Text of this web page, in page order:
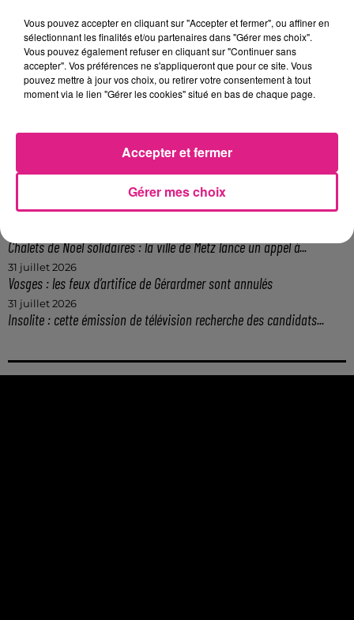
6 août 2026
Metz : une distribution de lunette gratuite pour voir l’éclipse
5 août 2026
Casting de Woof : l'Euro-Métropole de Metz part à la recherche de...
Officiel : Gauthier Hein quitte le FC Metz pour l'OGC Nice
Officiel : le lac de Madine reporte son feu d’artifice
Eclipse Solaire du 12 août : où voir ce phénomène en Lorraine ?
Chalets de Noël solidaires : la ville de Metz lance un appel à...
31 juillet 2026
Vosges : les feux d’artifice de Gérardmer sont annulés
31 juillet 2026
Insolite : cette émission de télévision recherche des candidats...
Vous pouvez accepter en cliquant sur "Accepter et fermer", ou affiner en
sélectionnant les finalités et/ou partenaires dans "Gérer mes choix".
Vous pouvez également refuser en cliquant sur "Continuer sans
accepter". Vos préférences ne s'appliqueront que pour ce site. Vous
pouvez mettre à jour vos choix, ou retirer votre consentement à tout
moment via le lien "Gérer les cookies" situé en bas de chaque page.
Gérer mes choix
Accepter et fermer